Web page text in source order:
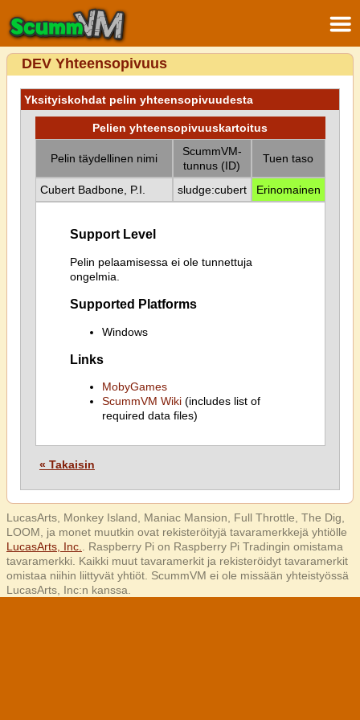
DEV Yhteensopivuus
Yksityiskohdat pelin yhteensopivuudesta
Pelien yhteensopivuuskartoitus
Pelin täydellinen nimi
ScummVM-
tunnus (ID)
Tuen taso
Cubert Badbone, P.I. sludge:cubert Erinomainen
Support Level
Pelin pelaamisessa ei ole tunnettuja
ongelmia.
Supported Platforms
Windows
Links
MobyGames
ScummVM Wiki(includes list of
required data files)
« Takaisin
LucasArts, Monkey Island, Maniac Mansion, Full Throttle, The Dig,
LOOM, ja monet muutkin ovat rekisteröityjä tavaramerkkejä yhtiölle
LucasArts, Inc.
. Raspberry Pi on Raspberry Pi Tradingin omistama
tavaramerkki. Kaikki muut tavaramerkit ja rekisteröidyt tavaramerkit
omistaa niihin liittyvät yhtiöt. ScummVM ei ole missään yhteistyössä
LucasArts, Inc:n kanssa.